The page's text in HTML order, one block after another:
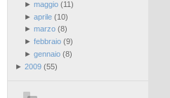
► maggio(11)
► aprile(10)
► marzo(8)
► febbraio(9)
► gennaio(8)
► 2009(55)